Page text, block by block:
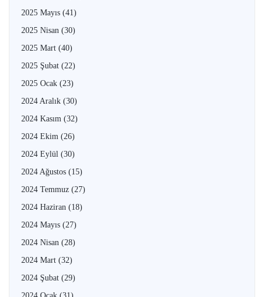
2025 Mayıs (41)
2025 Nisan (30)
2025 Mart (40)
2025 Şubat (22)
2025 Ocak (23)
2024 Aralık (30)
2024 Kasım (32)
2024 Ekim (26)
2024 Eylül (30)
2024 Ağustos (15)
2024 Temmuz (27)
2024 Haziran (18)
2024 Mayıs (27)
2024 Nisan (28)
2024 Mart (32)
2024 Şubat (29)